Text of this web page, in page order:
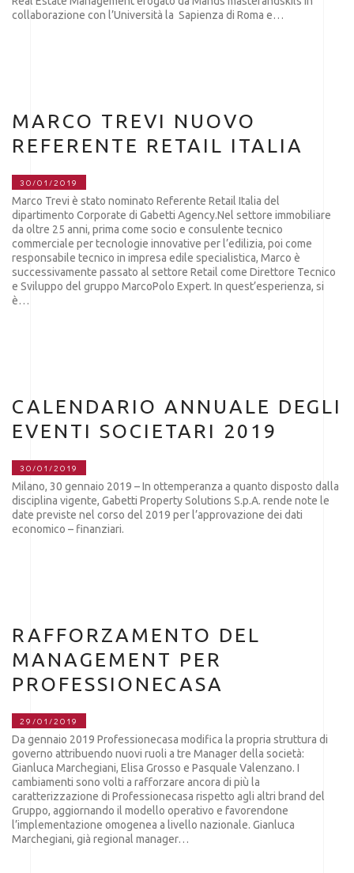
collaborazione con l’Università la Sapienza di Roma e…
MARCO TREVI NUOVO
REFERENTE RETAIL ITALIA
30/01/2019
Marco Trevi è stato nominato Referente Retail Italia del
dipartimento Corporate di Gabetti Agency.Nel settore immobiliare
da oltre 25 anni, prima come socio e consulente tecnico
commerciale per tecnologie innovative per l’edilizia, poi come
responsabile tecnico in impresa edile specialistica, Marco è
successivamente passato al settore Retail come Direttore Tecnico
e Sviluppo del gruppo MarcoPolo Expert. In quest’esperienza, si
è…
CALENDARIO ANNUALE DEGLI
EVENTI SOCIETARI 2019
30/01/2019
Milano, 30 gennaio 2019 – In ottemperanza a quanto disposto dalla
disciplina vigente, Gabetti Property Solutions S.p.A. rende note le
date previste nel corso del 2019 per l’approvazione dei dati
economico – finanziari.
RAFFORZAMENTO DEL
MANAGEMENT PER
PROFESSIONECASA
29/01/2019
Da gennaio 2019 Professionecasa modifica la propria struttura di
governo attribuendo nuovi ruoli a tre Manager della società:
Gianluca Marchegiani, Elisa Grosso e Pasquale Valenzano. I
cambiamenti sono volti a rafforzare ancora di più la
caratterizzazione di Professionecasa rispetto agli altri brand del
Gruppo, aggiornando il modello operativo e favorendone
l’implementazione omogenea a livello nazionale. Gianluca
Marchegiani, già regional manager…